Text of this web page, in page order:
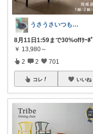
うさうさいつもご訪問ありがとうです🐰✨
8月11日1:59まで30%offｸｰﾎﾟ
￥ 13,980～
2 2 701
コレ いいね